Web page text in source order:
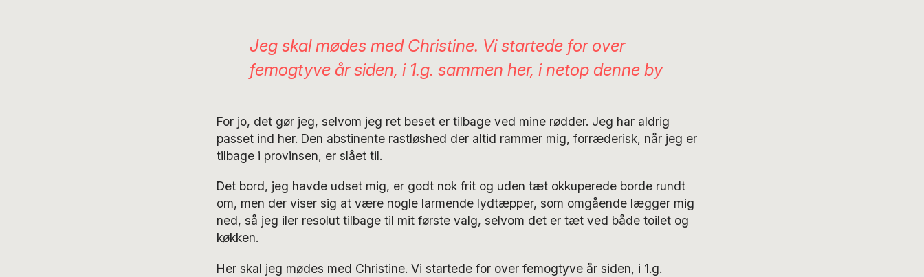
Jeg skal mødes med Christine. Vi startede for over
femogtyve år siden, i 1.g. sammen her, i netop denne by
For jo, det gør jeg, selvom jeg ret beset er tilbage ved mine rødder. Jeg har aldrig
passet ind her. Den abstinente rastløshed der altid rammer mig, forræderisk, når jeg er
tilbage i provinsen, er slået til.
Det bord, jeg havde udset mig, er godt nok frit og uden tæt okkuperede borde rundt
om, men der viser sig at være nogle larmende lydtæpper, som omgående lægger mig
ned, så jeg iler resolut tilbage til mit første valg, selvom det er tæt ved både toilet og
køkken.
Her skal jeg mødes med Christine. Vi startede for over femogtyve år siden, i 1.g.